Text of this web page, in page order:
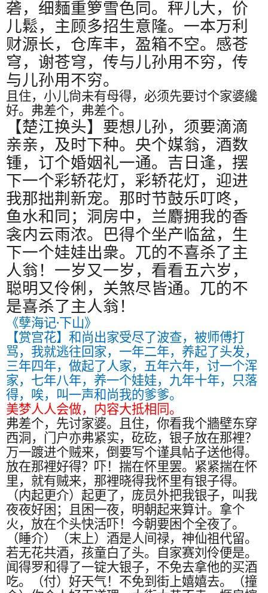
砻，细麵重箩雪色同。秤儿大，价
儿鬆，主顾多招生意隆。一本万利
财源长，仓库丰，盈箱不空。感苍
穹，谢苍穹，传与儿孙用不穷，传
与儿孙用不穷。
且住，小儿尙未有母得，必须先要讨个家婆纔
好。弗差个，弗差个。
【楚江换头】要想儿孙，须要滴滴
亲亲，及时下种。央个媒翁，酒数
锺，订个婚姻礼一通。吉日逢，摆
下一个彩轿花灯，彩轿花灯，迎进
我那拙荆新宠。那时节鼓乐叮咚，
鱼水和同；洞房中，兰麝拥我的香
衾内云雨浓。巴得个坐产临盆，生
下一个娃娃出衆。兀的不喜杀了主
人翁！一岁又一岁，看看五六岁，
聪明又伶俐，关煞尽皆通。兀的不
是喜杀了主人翁！
《孽海记·下山》
【赏宫花】和尚出家受尽了波查，被师傅打
骂，我就逃往回家，一年二年，养起了头发，
三年四年，做起了人家，五年六年，讨一个浑
家，七年八年，养一个娃娃，九年十年，只落
得，唉，叫一声和尚我的爹爹。
美梦人人会做，内容大抵相同。
弗差个，先讨家婆。且住，你看我个牆壁东穿
西洞，门户亦弗紧实，矻矻，银子放在那裡？
万一踱进个贼来，倒要写个谨具帖子送他得。
放在那裡好得？吓！揣在怀里罢。紧紧揣在怀
里，就有贼来，那裡晓得我怀里有银子得。
（内起更介）起更了，庞员外把我银子，叫我
夜夜好困；且困一夜，明朝起来算计。拿个
火，放在个头快活吓！今朝要困个全夜了。
（睡介）（末上）酒是人间禄，神仙祖代留。
若无花共酒，孩童白了头。自家赛刘伶便是。
闻得罗和得了一锭大银子，不免去拿他的买酒
吃。（付）好天气！不免到街上嬉嬉去。（撞